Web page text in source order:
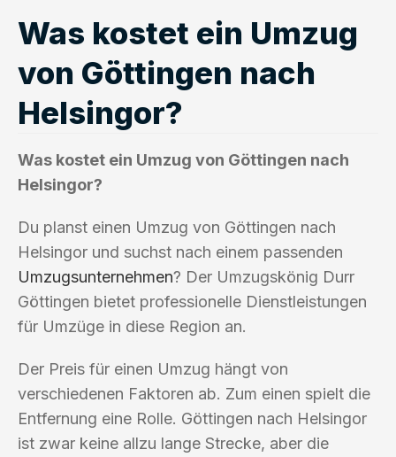
Was kostet ein Umzug
von Göttingen nach
Helsingor?
Was kostet ein Umzug von Göttingen nach
Helsingor?
Du planst einen Umzug von Göttingen nach
Helsingor und suchst nach einem passenden
Umzugsunternehmen? Der Umzugskönig Durr
Göttingen bietet professionelle Dienstleistungen
für Umzüge in diese Region an.
Der Preis für einen Umzug hängt von
verschiedenen Faktoren ab. Zum einen spielt die
Entfernung eine Rolle. Göttingen nach Helsingor
ist zwar keine allzu lange Strecke, aber die